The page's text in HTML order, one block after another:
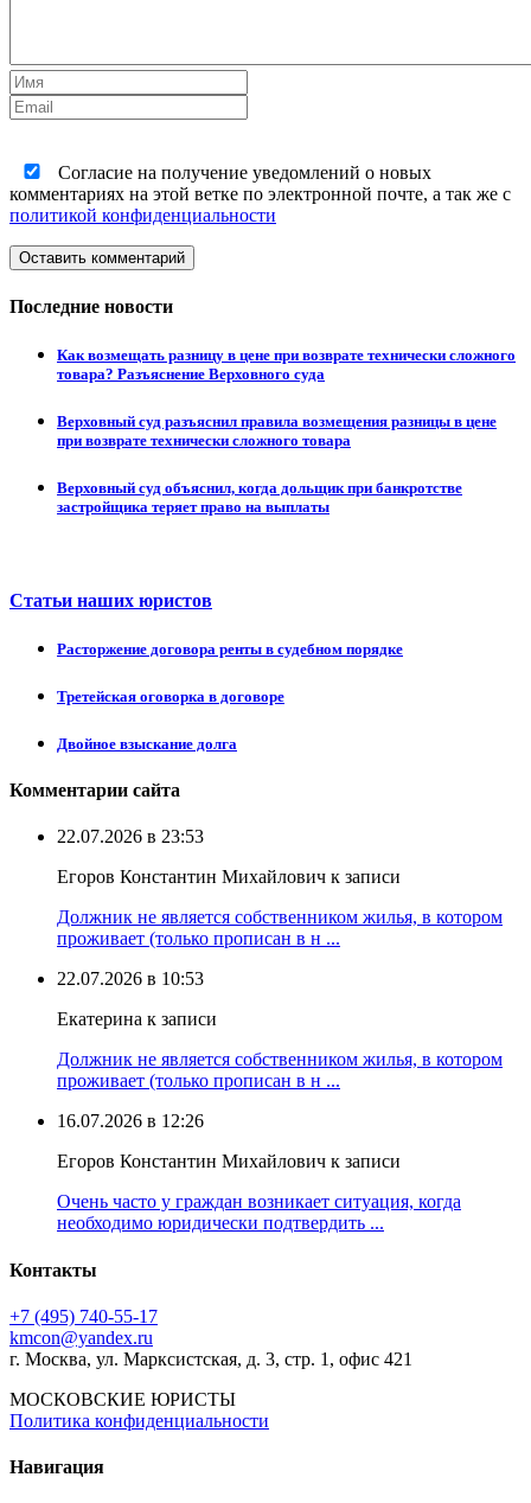
Согласие на получение уведомлений о новых
комментариях на этой ветке по электронной почте, а так же с
политикой конфиденциальности
Оставить комментарий
Последние новости
Как возмещать разницу в цене при возврате технически сложного
товара? Разъяснение Верховного суда
Верховный суд разъяснил правила возмещения разницы в цене
при возврате технически сложного товара
Верховный суд объяснил, когда дольщик при банкротстве
застройщика теряет право на выплаты
Статьи наших юристов
Расторжение договора ренты в судебном порядке
Третейская оговорка в договоре
Двойное взыскание долга
Комментарии сайта
22.07.2026 в 23:53
Егоров Константин Михайлович к записи
Должник не является собственником жилья, в котором
проживает (только прописан в н ...
22.07.2026 в 10:53
Екатерина к записи
Должник не является собственником жилья, в котором
проживает (только прописан в н ...
16.07.2026 в 12:26
Егоров Константин Михайлович к записи
Очень часто у граждан возникает ситуация, когда
необходимо юридически подтвердить ...
Контакты
+7 (495) 740‑55‑17
kmcon@yandex.ru
г. Москва, ул. Марксистская, д. 3, стр. 1, офис 421
МОСКОВСКИЕ ЮРИСТЫ
Политика конфиденциальности
Навигация